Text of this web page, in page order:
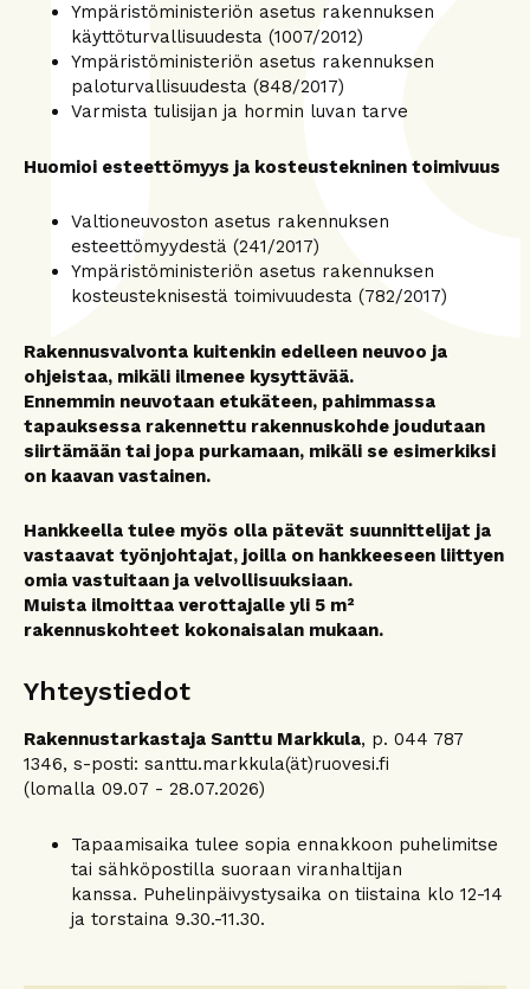
Ympäristöministeriön asetus rakennuksen
käyttöturvallisuudesta (1007/2012)
Ympäristöministeriön asetus rakennuksen
paloturvallisuudesta (848/2017)
Varmista tulisijan ja hormin luvan tarve
Huomioi esteettömyys ja kosteustekninen toimivuus
Valtioneuvoston asetus rakennuksen
esteettömyydestä (241/2017)
Ympäristöministeriön asetus rakennuksen
kosteusteknisestä toimivuudesta (782/2017)
Rakennusvalvonta kuitenkin edelleen neuvoo ja
ohjeistaa, mikäli ilmenee kysyttävää.
Ennemmin neuvotaan etukäteen, pahimmassa
tapauksessa rakennettu rakennuskohde joudutaan
siirtämään tai jopa purkamaan, mikäli se esimerkiksi
on kaavan vastainen.
Hankkeella tulee myös olla pätevät suunnittelijat ja
vastaavat työnjohtajat, joilla on hankkeeseen liittyen
omia vastuitaan ja velvollisuuksiaan.
Muista ilmoittaa verottajalle yli 5 m²
rakennuskohteet kokonaisalan mukaan.
Yhteystiedot
Rakennustarkastaja Santtu Markkula, p. 044 787
1346, s-posti: santtu.markkula(ät)ruovesi.fi
(lomalla 09.07 - 28.07.2026)
Tapaamisaika tulee sopia ennakkoon puhelimitse
tai sähköpostilla suoraan viranhaltijan
kanssa. Puhelinpäivystysaika on tiistaina klo 12-14
ja torstaina 9.30.-11.30.